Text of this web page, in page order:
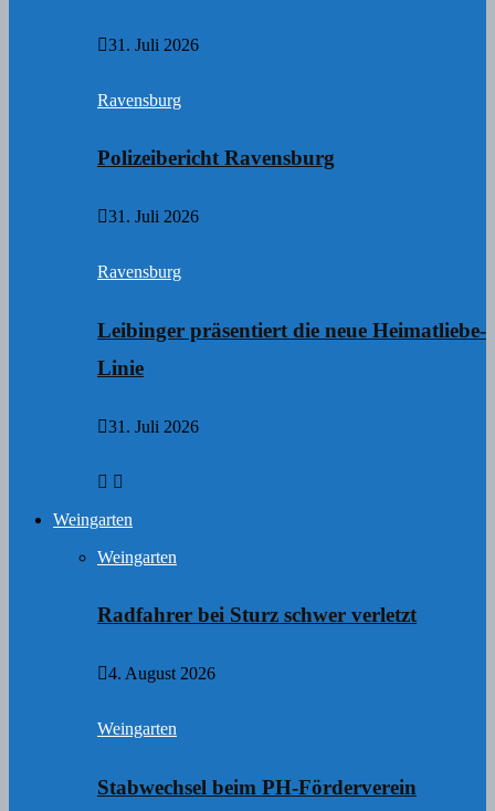
31. Juli 2026
Ravensburg
Polizeibericht Ravensburg
31. Juli 2026
Ravensburg
Leibinger präsentiert die neue Heimatliebe-
Linie
31. Juli 2026
Weingarten
Weingarten
Radfahrer bei Sturz schwer verletzt
4. August 2026
Weingarten
Stabwechsel beim PH-Förderverein